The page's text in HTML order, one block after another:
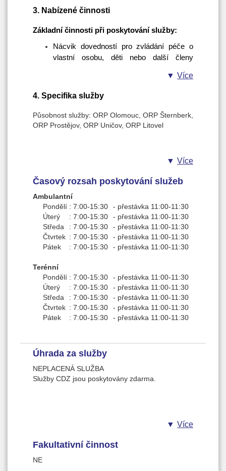
akutními psychickými obtížemi nevyžadujícími
hospitalizaci. Výstupem je snížení hospitalizací,
navýšení podpory kompetencí osob se závažným
duševním onemocněním, vyšší podpora
začlenění těchto osob do běžného přirozeného
prostředí. Jedná se o krátkodobou intervenci a
3. Nabízené činnosti
Základní činnosti při poskytování služby:
Nácvik dovedností pro zvládání péče o
vlastní osobu, děti nebo další členy
plánování běžných i mimořádných situací;
Nácvik a podpora nacházení silných
stránek osoby s cílem podpory v jejím
zotavení s zplnomocnění vedoucí k
sociálnímu začleňování; Nácvik k
duševního zdraví a pohody jako prevence
zprostředkování vlastní zkušenosti se
včetně orientace ve vnitřním i venkovní
prostoru; Nácvik dovedností potřebných k
úředním výkonům (např: podpis).
Zprostředkování kontaktu se
společenským prostředím
prostředí klienta) – podpora a udržení
studia (možnost zprostředkovat specifické
individuální podmínky pro klienta studenta)
udržení vhodného bydlení,
zprostředkování kontaktu se
zdravotnickým zařízením – motivace
podpora při zapojení do zájmových aktivit
nebo svépomocných skupin, podpora
začlenění do přirozené komunity klienta
Výchovně vzdělávací a aktivizační
duševním onemocněním a s prevencí
a rodinnými příslušníky. Upevňování
Více
4. Specifika služby
Působnost služby: ORP Olomouc, ORP Šternberk,
ORP Prostějov, ORP Uničov, ORP Litovel
Více
Časový rozsah poskytování služeb
Ambulantní
Pondělí : 7:00-15:30 - přestávka 11:00-11:30
Úterý
: 7:00-15:30 - přestávka 11:00-11:30
Středa
: 7:00-15:30 - přestávka 11:00-11:30
Čtvrtek : 7:00-15:30 - přestávka 11:00-11:30
Pátek
: 7:00-15:30 - přestávka 11:00-11:30
Terénní
Pondělí : 7:00-15:30 - přestávka 11:00-11:30
Úterý
: 7:00-15:30 - přestávka 11:00-11:30
Středa
: 7:00-15:30 - přestávka 11:00-11:30
Čtvrtek : 7:00-15:30 - přestávka 11:00-11:30
Pátek
: 7:00-15:30 - přestávka 11:00-11:30
Úhrada za služby
NEPLACENÁ SLUŽBA
Služby CDZ jsou poskytovány zdarma.
Více
Fakultativní činnost
NE